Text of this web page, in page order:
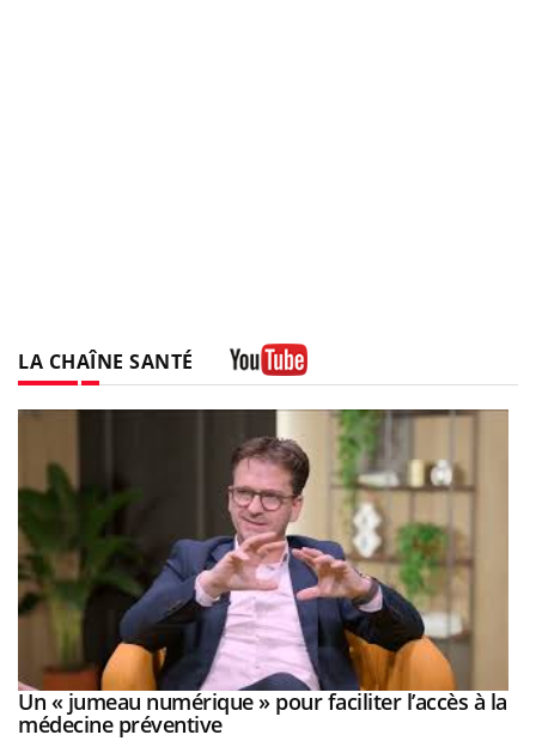
LA CHAÎNE SANTÉ
Youtube
Un « jumeau numérique » pour faciliter l’accès à la
médecine préventiveYoutube